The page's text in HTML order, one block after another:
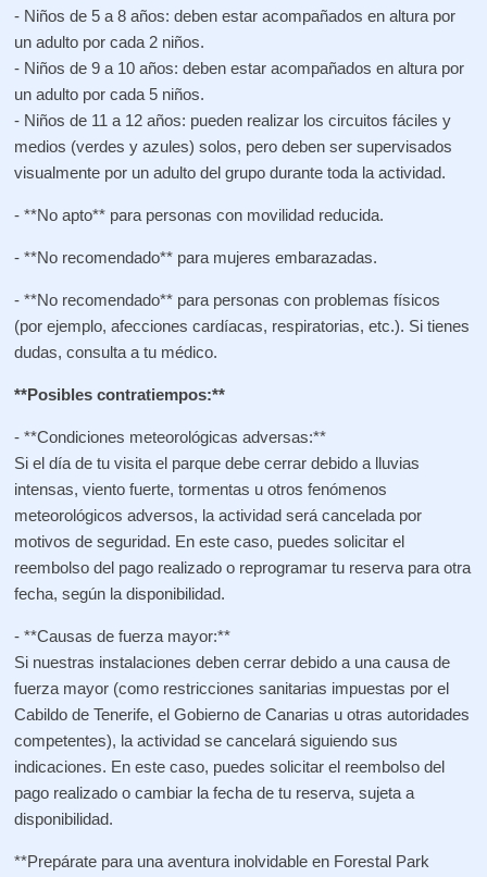
- Niños de 5 a 8 años: deben estar acompañados en altura por
un adulto por cada 2 niños.
- Niños de 9 a 10 años: deben estar acompañados en altura por
un adulto por cada 5 niños.
- Niños de 11 a 12 años: pueden realizar los circuitos fáciles y
medios (verdes y azules) solos, pero deben ser supervisados
visualmente por un adulto del grupo durante toda la actividad.
- **No apto** para personas con movilidad reducida.
- **No recomendado** para mujeres embarazadas.
- **No recomendado** para personas con problemas físicos
(por ejemplo, afecciones cardíacas, respiratorias, etc.). Si tienes
dudas, consulta a tu médico.
**Posibles contratiempos:**
- **Condiciones meteorológicas adversas:**
Si el día de tu visita el parque debe cerrar debido a lluvias
intensas, viento fuerte, tormentas u otros fenómenos
meteorológicos adversos, la actividad será cancelada por
motivos de seguridad. En este caso, puedes solicitar el
reembolso del pago realizado o reprogramar tu reserva para otra
fecha, según la disponibilidad.
- **Causas de fuerza mayor:**
Si nuestras instalaciones deben cerrar debido a una causa de
fuerza mayor (como restricciones sanitarias impuestas por el
Cabildo de Tenerife, el Gobierno de Canarias u otras autoridades
competentes), la actividad se cancelará siguiendo sus
indicaciones. En este caso, puedes solicitar el reembolso del
pago realizado o cambiar la fecha de tu reserva, sujeta a
disponibilidad.
**Prepárate para una aventura inolvidable en Forestal Park